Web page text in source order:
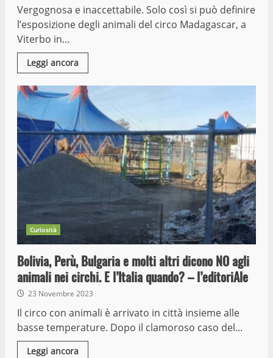
Vergognosa e inaccettabile. Solo così si può definire
l’esposizione degli animali del circo Madagascar, a
Viterbo in...
Leggi ancora
Curiosità
Bolivia, Perù, Bulgaria e molti altri dicono NO agli
animali nei circhi. E l’Italia quando? – l’editoriAle
23 Novembre 2023
Il circo con animali è arrivato in città insieme alle
basse temperature. Dopo il clamoroso caso del...
Leggi ancora